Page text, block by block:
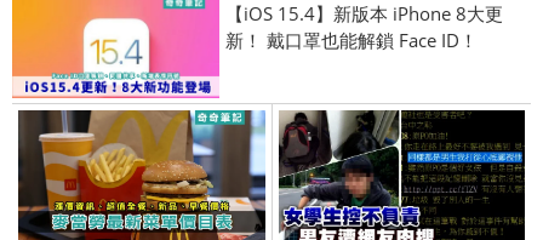
【iOS 15.4】新版本 iPhone 8大更
新！ 戴口罩也能解鎖 Face ID！